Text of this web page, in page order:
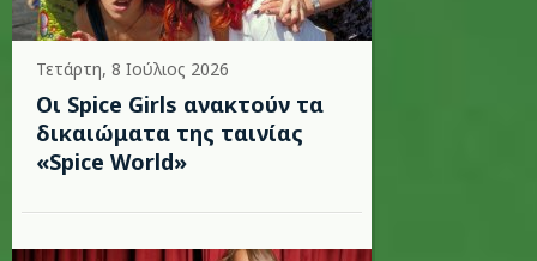
Τετάρτη, 8 Ιούλιος 2026
Οι Spice Girls ανακτούν τα
δικαιώματα της ταινίας
«Spice World»